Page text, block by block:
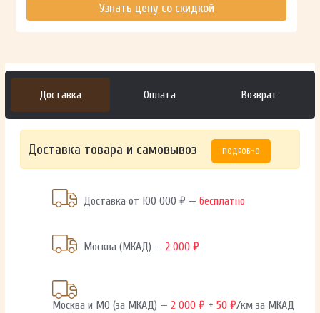
Узнать цену со скидкой
Доставка Оплата Возврат
Доставка товара и самовывоз ПОДРОБНО
Доставка от 100 000 ₽ —бесплатно
Москва (МКАД) — 2 000 ₽
Москва и МО (за МКАД) — 2 000 ₽ +50 ₽/км за МКАД